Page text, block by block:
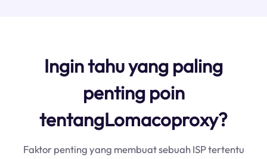
Ingin tahu yang paling
penting poin
tentangLomacoproxy?
Faktor penting yang membuat sebuah ISP tertentu